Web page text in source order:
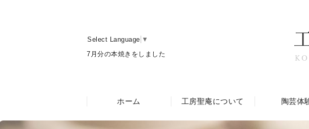
Select Language ▼
7月分の本焼きをしました
ホーム 工房聖庵について 陶芸体